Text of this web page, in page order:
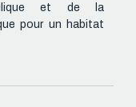
et de la
pour un habitat